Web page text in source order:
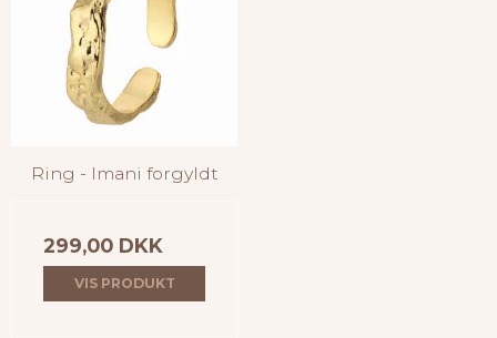
Ring - Imani forgyldt
299,00 DKK
VIS PRODUKT